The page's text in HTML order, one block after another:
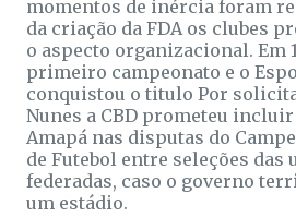
momentos de inércia foram
da criação da FDA os clubes
o aspecto organizacional. Em
primeiro campeonato e o
conquistou o titulo Por
Nunes a CBD prometeu
Amapá nas disputas do
de Futebol entre seleções das
federadas, caso o governo
um estádio.